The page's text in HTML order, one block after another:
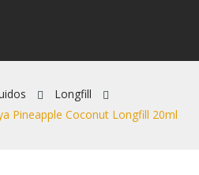
Longfill
Pineapple Coconut Longfill 20ml